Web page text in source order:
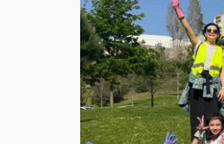
Rádio Sintonia